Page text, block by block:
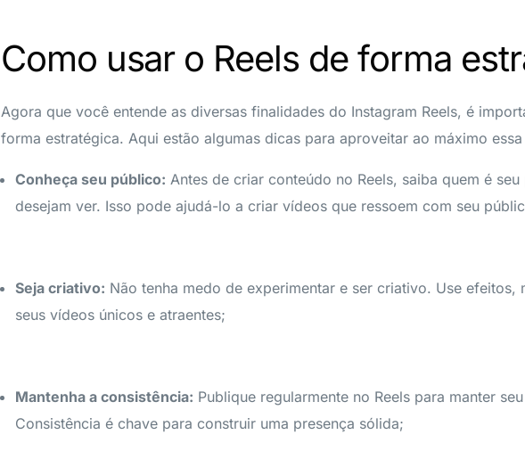
Como usar o Reels de forma
Agora que você entende as diversas finalidades do Instagram Reels, é
forma estratégica. Aqui estão algumas dicas para aproveitar ao máximo
Conheça seu público: Antes de criar conteúdo no Reels, saiba quem é
desejam ver. Isso pode ajudá-lo a criar vídeos que ressoem com seu
Seja criativo: Não tenha medo de experimentar e ser criativo. Use efeitos,
seus vídeos únicos e atraentes;
Mantenha a consistência: Publique regularmente no Reels para manter
Consistência é chave para construir uma presença sólida;